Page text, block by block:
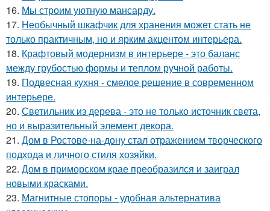
16. Мы строим уютную мансарду.
17. Необычный шкафчик для хранения может стать не
только практичным, но и ярким акцентом интерьера.
18. Крафтовый модернизм в интерьере - это баланс
между грубостью формы и теплом ручной работы.
19. Подвесная кухня - смелое решение в современном
интерьере.
20. Светильник из дерева - это не только источник света,
но и выразительный элемент декора.
21. Дом в Ростове-на-дону стал отражением творческого
подхода и личного стиля хозяйки.
22. Дом в приморском крае преобразился и заиграл
новыми красками.
23. Магнитные стопоры - удобная альтернатива